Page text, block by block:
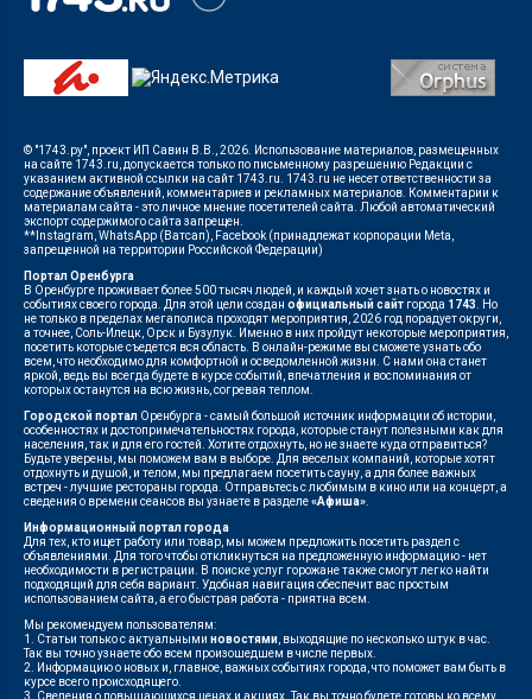
© "1743.ру", проект ИП Савин В.В., 2026. Использование материалов, размещенных
на сайте 1743.ru, допускается только по письменному разрешению Редакции с
указанием активной ссылки на сайт 1743.ru. 1743.ru не несет ответственности за
содержание объявлений, комментариев и рекламных материалов. Комментарии к
материалам сайта - это личное мнение посетителей сайта. Любой автоматический
экспорт содержимого сайта запрещен.
**Instagram, WhatsApp (Ватсап), Facebook (принадлежат корпорации Meta,
запрещенной на территории Российской Федерации)
Портал Оренбурга
В Оренбурге проживает более 500 тысяч людей, и каждый хочет знать о новостях и
событиях своего города. Для этой цели создан официальный сайт города 1743 . Но
не только в пределах мегаполиса проходят мероприятия, 2026 год порадует округи,
а точнее, Соль-Илецк, Орск и Бузулук. Именно в них пройдут некоторые мероприятия,
посетить которые съедется вся область. В онлайн-режиме вы сможете узнать обо
всем, что необходимо для комфортной и осведомленной жизни. С нами она станет
яркой, ведь вы всегда будете в курсе событий, впечатления и воспоминания от
которых останутся на всю жизнь, согревая теплом.
Городской портал Оренбурга - самый большой источник информации об истории,
особенностях и достопримечательностях города, которые станут полезными как для
населения, так и для его гостей. Хотите отдохнуть, но не знаете куда отправиться?
Будьте уверены, мы поможем вам в выборе. Для веселых компаний, которые хотят
отдохнуть и душой, и телом, мы предлагаем посетить сауну, а для более важных
встреч - лучшие рестораны города. Отправьтесь с любимым в кино или на концерт, а
сведения о времени сеансов вы узнаете в разделе«Афиша»
Информационный портал города
Для тех, кто ищет работу или товар, мы можем предложить посетить раздел с
объявлениями. Для того чтобы откликнуться на предложенную информацию - нет
необходимости в регистрации. В поиске услуг горожане также смогут легко найти
подходящий для себя вариант. Удобная навигация обеспечит вас простым
использованием сайта, а его быстрая работа - приятна всем.
Мы рекомендуем пользователям:
1. Статьи только с актуальными новостями , выходящие по несколько штук в час.
Так вы точно узнаете обо всем произошедшем в числе первых.
2. Информацию о новых и, главное, важных событиях города, что поможет вам быть в
курсе всего происходящего.
3. Сведения о повышающихся ценах и акциях. Так вы точно будете готовы ко всему.